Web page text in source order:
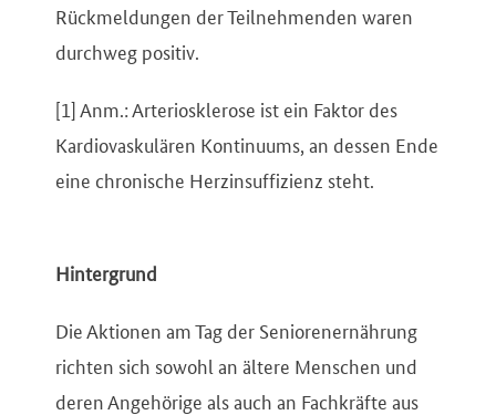
Rückmeldungen der Teilnehmenden waren
durchweg positiv.
[1] Anm.: Arteriosklerose ist ein Faktor des
Kardiovaskulären Kontinuums, an dessen Ende
eine chronische Herzinsuffizienz steht.
Hintergrund
Die Aktionen am Tag der Seniorenernährung
richten sich sowohl an ältere Menschen und
deren Angehörige als auch an Fachkräfte aus